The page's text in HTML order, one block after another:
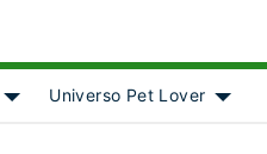
Universo Pet Lover